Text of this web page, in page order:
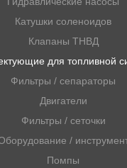
Катушки соленоидов
Клапаны ТНВД
для топливной
Фильтры / сепараторы
Двигатели
Фильтры / сеточки
/
Помпы